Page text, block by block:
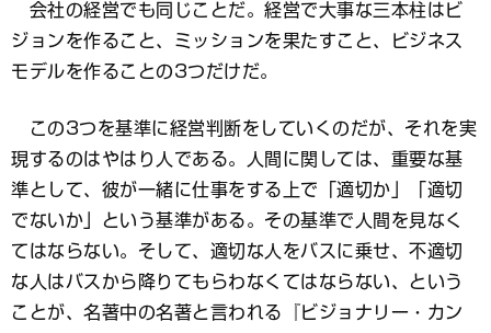
会社の経営でも同じことだ。経営で大事な三本柱はビ
ジョンを作ること、ミッションを果たすこと、ビジネス
モデルを作ることの3つだけだ。
この3つを基準に経営判断をしていくのだが、それを実
現するのはやはり人である。人間に関しては、重要な基
準として、彼が一緒に仕事をする上で「適切か」「適切
でないか」という基準がある。その基準で人間を見なく
てはならない。そして、適切な人をバスに乗せ、不適切
な人はバスから降りてもらわなくてはならない、という
ことが、名著中の名著と言われる『ビジョナリー・カン